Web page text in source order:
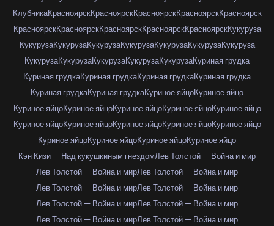
КлубникаКрасноярскКрасноярскКрасноярскКрасноярскКрасноярск
КрасноярскКрасноярскКрасноярскКрасноярскКрасноярскКукуруза
КукурузаКукурузаКукурузаКукурузаКукурузаКукурузаКукуруза
КукурузаКукурузаКукурузаКукурузаКукурузаКуриная грудка
Куриная грудкаКуриная грудкаКуриная грудкаКуриная грудка
Куриная грудкаКуриная грудкаКуриное яйцоКуриное яйцо
Куриное яйцоКуриное яйцоКуриное яйцоКуриное яйцоКуриное яйцо
Куриное яйцоКуриное яйцоКуриное яйцоКуриное яйцоКуриное яйцо
Куриное яйцоКуриное яйцоКуриное яйцоКуриное яйцо
Кэн Кизи — Над кукушкиным гнездомЛев Толстой — Война и мир
Лев Толстой — Война и мирЛев Толстой — Война и мир
Лев Толстой — Война и мирЛев Толстой — Война и мир
Лев Толстой — Война и мирЛев Толстой — Война и мир
Лев Толстой — Война и мирЛев Толстой — Война и мир